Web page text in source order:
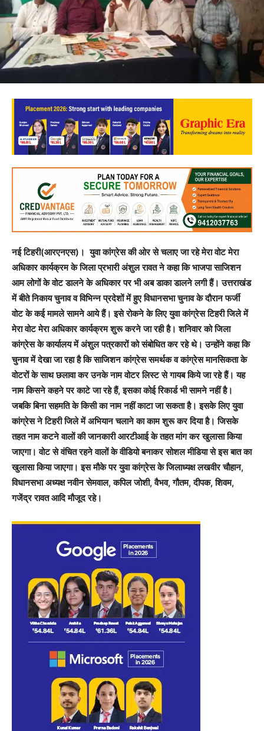
नई टिहरी(आरएनएस)। युवा कांग्रेस की ओर से चलाए जा रहे मेरा वोट मेरा
अधिकार कार्यक्रम के जिला प्रभारी अंशुल रावत ने कहा कि भाजपा साजिशन
आम लोगों के वोट डालने के अधिकार पर भी अब डाका डालने लगी हैं। उत्तराखंड
में बीते निकाय चुनाव व विभिन्न प्रदेशों में हुए विधानसभा चुनाव के दौरान फर्जी
वोट के कई मामले सामने आये हैं। इसे रोकने के लिए युवा कांग्रेस टिहरी जिले में
मेरा वोट मेरा अधिकार कार्यक्रम शुरू करने जा रही है। शनिवार को जिला
कांग्रेस के कार्यालय में अंशुल पत्रकारों को संबोधित कर रहे थे। उन्होंने कहा कि
चुनाव में देखा जा रहा है कि साजिशन कांग्रेस समर्थक व कांग्रेस मानसिकता के
वोटरों के साथ छलावा कर उनके नाम वोटर लिस्ट से गायब किये जा रहे हैं। यह
नाम किसने कहने पर काटे जा रहे हैं, इसका कोई रिकार्ड भी सामने नहीं है।
जबकि बिना सहमति के किसी का नाम नहीं काटा जा सकता है। इसके लिए युवा
कांग्रेस ने टिहरी जिले में अभियान चलाने का काम शुरू कर दिया है। जिसके
तहत नाम कटने वालों की जानकारी आरटीआई के तहत मांग कर खुलासा किया
जाएगा। वोट से वंचित रहने वालों के वीडियो बनाकर सोशल मीडिया से इस बात का
खुलासा किया जाएगा। इस मौके पर युवा कांग्रेस के जिलाध्यक्ष लखवीर चौहान,
विधानसभा अध्यक्ष नवीन सेमवाल, कपिल जोशी, वैभव, गौतम, दीपक, शिवम,
गजेंद्र रावत आदि मौजूद रहे।